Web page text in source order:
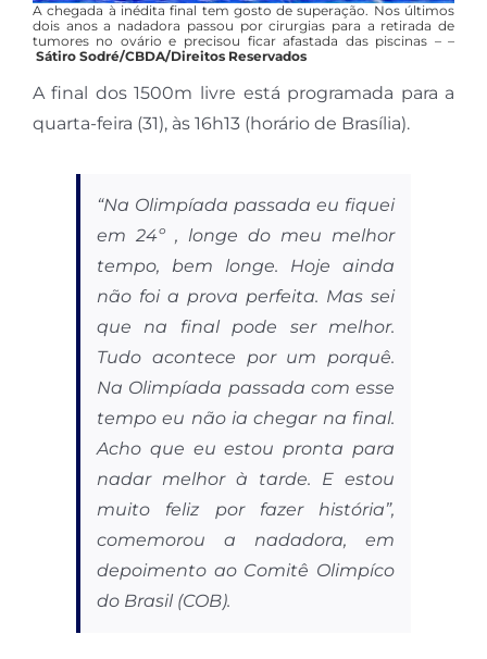
A chegada à inédita final tem gosto de superação. Nos últimos
dois anos a nadadora passou por cirurgias para a retirada de
tumores no ovário e precisou ficar afastada das piscinas – –
Sátiro Sodré/CBDA/Direitos Reservados
A final dos 1500m livre está programada para a
quarta-feira (31), às 16h13 (horário de Brasília).
“Na Olimpíada passada eu fiquei
em 24º , longe do meu melhor
tempo, bem longe. Hoje ainda
não foi a prova perfeita. Mas sei
que na final pode ser melhor.
Tudo acontece por um porquê.
Na Olimpíada passada com esse
tempo eu não ia chegar na final.
Acho que eu estou pronta para
nadar melhor à tarde. E estou
muito feliz por fazer história”,
comemorou a nadadora, em
depoimento ao Comitê Olimpíco
do Brasil (COB).